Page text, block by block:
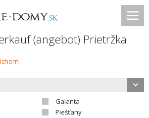
(angebot) Prietržka
Galanta
Piešťany